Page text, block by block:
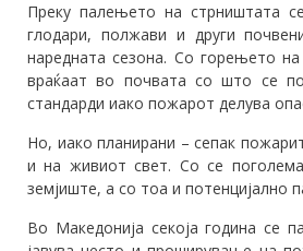
Преку палењето на стрништата
глодари, полжави и други
наредната сезона. Со горењето
враќаат во почвата со што се
стандарди иако пожарот делува
Но, иако планирани – сепак
и на живиот свет. Со се
земјиште, а со тоа и потенцијално
Во Македонија секоја година се